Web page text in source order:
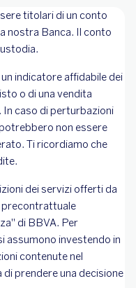
titolari di un conto
nostra Banca. Il conto
indicatore affidabile dei
o di una vendita
In caso di perturbazioni
non essere
Ti ricordiamo che
dei servizi offerti da
precontrattuale
di BBVA. Per
assumono investendo in
contenute nel
prendere una decisione